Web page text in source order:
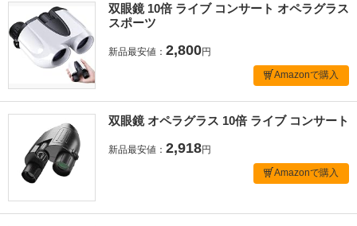
双眼鏡 10倍 ライブ コンサート オペラグラス
スポーツ
新品最安値： 2,800円
Amazonで購入
双眼鏡 オペラグラス 10倍 ライブ コンサート
新品最安値： 2,918円
Amazonで購入